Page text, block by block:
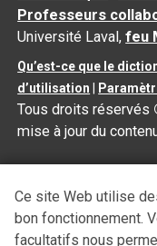
Professeurs
Université Laval,feu
Qu’est-ce que le
d’utilisation
Tous droits réservés
mise à jour du
Ce site Web utilise
bon fonctionnement.
facultatifs nous